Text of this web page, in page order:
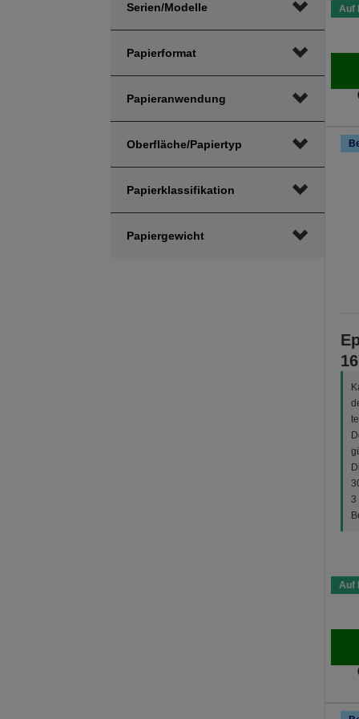
Bereich
anpassen
Bereich
anpassen
Serien/Modelle
Papierformat
Papieranwendung
Oberfläche/Papiertyp
Papierklassifikation
Papiergewicht
Auf
3
Auf